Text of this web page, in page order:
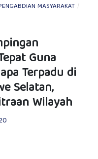
MASYARAKAT /
Guna
Terpadu di
Selatan,
Wilayah